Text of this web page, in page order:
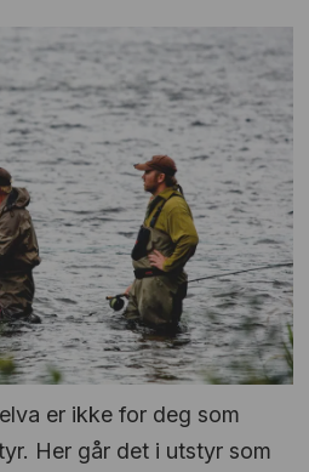
er ikke for deg som
Her går det i utstyr som